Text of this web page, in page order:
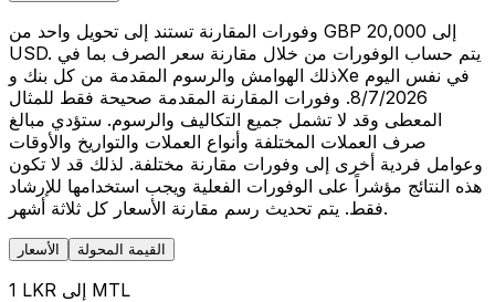
وفورات المقارنة تستند إلى تحويل واحد من GBP 20,000 إلى
USD. يتم حساب الوفورات من خلال مقارنة سعر الصرف بما في
ذلك الهوامش والرسوم المقدمة من كل بنك وXe في نفس اليوم
8/7/2026. وفورات المقارنة المقدمة صحيحة فقط للمثال
المعطى وقد لا تشمل جميع التكاليف والرسوم. ستؤدي مبالغ
صرف العملات المختلفة وأنواع العملات والتواريخ والأوقات
وعوامل فردية أخرى إلى وفورات مقارنة مختلفة. لذلك قد لا تكون
هذه النتائج مؤشراً على الوفورات الفعلية ويجب استخدامها للإرشاد
فقط. يتم تحديث رسم مقارنة الأسعار كل ثلاثة أشهر.
الأسعار القيمة المحولة
1 LKR إلى MTL